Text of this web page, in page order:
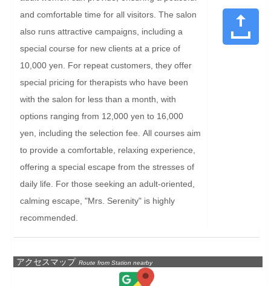
and comfortable time for all visitors. The salon
also runs attractive campaigns, including a
special course for new clients at a price of
10,000 yen. For repeat customers, they offer
special pricing for therapists who have been
with the salon for less than a month, with
options ranging from 12,000 yen to 16,000
yen, including the selection fee. All courses aim
to provide a comfortable, relaxing experience,
offering a special escape from the stresses of
daily life. For those seeking an adult-oriented,
calming escape, "Mrs. Serenity" is highly
recommended.
アクセスマップ Route from Station nearby